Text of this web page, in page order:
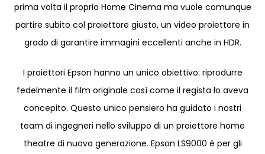
prima volta il proprio Home Cinema ma vuole comunque
partire subito col proiettore giusto, un video proiettore in
grado di garantire immagini eccellenti anche in HDR.
I proiettori Epson hanno un unico obiettivo: riprodurre
fedelmente il film originale così come il regista lo aveva
concepito. Questo unico pensiero ha guidato i nostri
team di ingegneri nello sviluppo di un proiettore home
theatre di nuova generazione. Epson LS9000 è per gli